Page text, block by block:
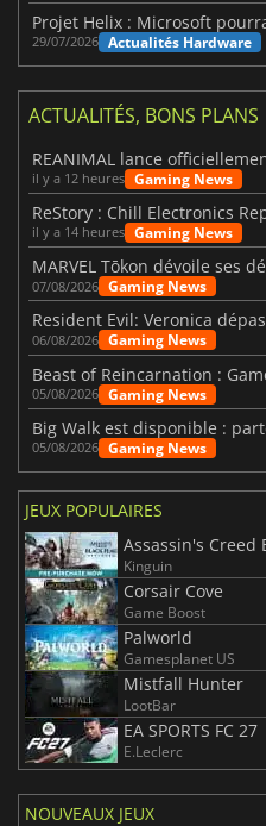
Projet Helix : Microsoft
29/07/2026 Actualités Hardware
ACTUALITÉS, BONS PLANS
REANIMAL lance
il y a 12 heures Gaming News
il y a 14 heures Gaming News
07/08/2026 Gaming News
06/08/2026 Gaming News
05/08/2026 Gaming News
05/08/2026 Gaming News
JEUX POPULAIRES
Assassin's Creed
Kinguin
Corsair Cove
Game Boost
Palworld
Gamesplanet US
Mistfall Hunter
LootBar
EA SPORTS FC 27
E.Leclerc
NOUVEAUX JEUX